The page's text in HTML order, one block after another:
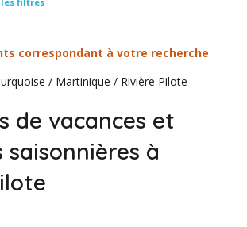
correspondant à votre recherche
/ Martinique / Rivière Pilote
de vacances et
saisonnières à